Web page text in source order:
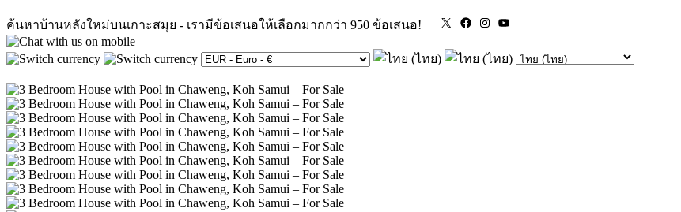
ค้นหาบ้านหลังใหม่บนเกาะสมุย - เรามีข้อเสนอให้เลือกมากกว่า 950 ข้อเสนอ! X FacebookInstagram